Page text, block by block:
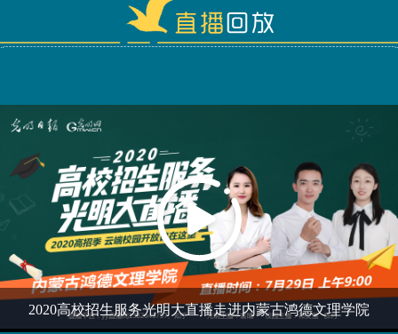
2020高校招生服务光明大直播走进内蒙古鸿德文理学院